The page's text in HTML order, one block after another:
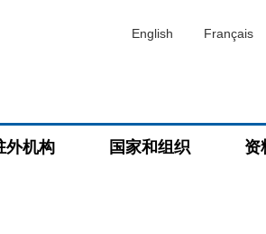
English Français
外机构 国家和组织 资